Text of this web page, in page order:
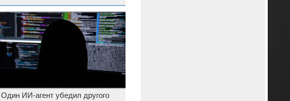
кооперации
Один ИИ-агент убедил другого